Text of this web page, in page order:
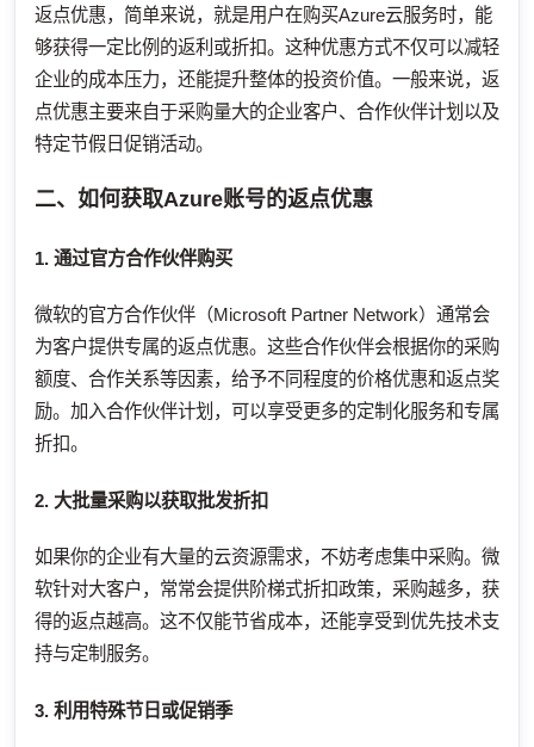
返点优惠，简单来说，就是用户在购买Azure云服务时，能
够获得一定比例的返利或折扣。这种优惠方式不仅可以减轻
企业的成本压力，还能提升整体的投资价值。一般来说，返
点优惠主要来自于采购量大的企业客户、合作伙伴计划以及
特定节假日促销活动。
二、如何获取Azure账号的返点优惠
1. 通过官方合作伙伴购买
微软的官方合作伙伴（Microsoft Partner Network）通常会
为客户提供专属的返点优惠。这些合作伙伴会根据你的采购
额度、合作关系等因素，给予不同程度的价格优惠和返点奖
励。加入合作伙伴计划，可以享受更多的定制化服务和专属
折扣。
2. 大批量采购以获取批发折扣
如果你的企业有大量的云资源需求，不妨考虑集中采购。微
软针对大客户，常常会提供阶梯式折扣政策，采购越多，获
得的返点越高。这不仅能节省成本，还能享受到优先技术支
持与定制服务。
3. 利用特殊节日或促销季